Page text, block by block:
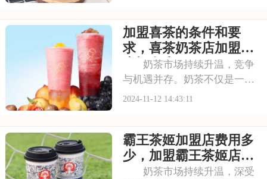
细介绍蜜雪冰城的加盟费用及
加盟条件，助您更好地把握这
一创业机会。请看下
加盟喜茶的条件和要
求，喜茶奶茶店加盟费
大概多少
奶茶市场持续升温，竞争
与机遇并存。奶茶不仅是一种
饮品，更是一种文化和生活方
吸引了众多年轻消费者的目
光。品牌注重顾客体验，不断
推陈出新，满足消费者
2024-11-12 14:43:11
霸王茶姬加盟店费用多
少，加盟霸王茶姬店大
概多少费用
奶茶市场持续升温，深受